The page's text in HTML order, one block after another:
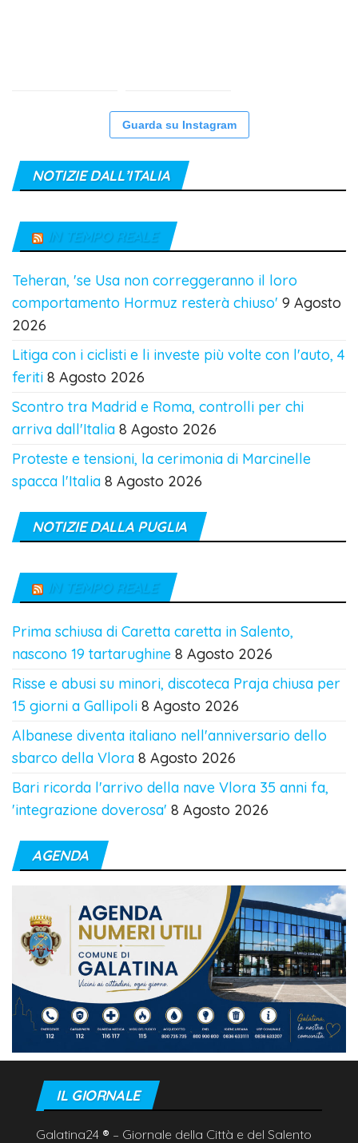
Guarda su Instagram
NOTIZIE DALL’ITALIA
IN TEMPO REALE
Teheran, 'se Usa non correggeranno il loro
comportamento Hormuz resterà chiuso' 9 Agosto
2026
Litiga con i ciclisti e li investe più volte con l'auto, 4
feriti 8 Agosto 2026
Scontro tra Madrid e Roma, controlli per chi
arriva dall'Italia 8 Agosto 2026
Proteste e tensioni, la cerimonia di Marcinelle
spacca l'Italia 8 Agosto 2026
NOTIZIE DALLA PUGLIA
IN TEMPO REALE
Prima schiusa di Caretta caretta in Salento,
nascono 19 tartarughine 8 Agosto 2026
Risse e abusi su minori, discoteca Praja chiusa per
15 giorni a Gallipoli 8 Agosto 2026
Albanese diventa italiano nell'anniversario dello
sbarco della Vlora 8 Agosto 2026
Bari ricorda l'arrivo della nave Vlora 35 anni fa,
'integrazione doverosa' 8 Agosto 2026
AGENDA
IL GIORNALE
Galatina24 ® – Giornale della Città e del Salento